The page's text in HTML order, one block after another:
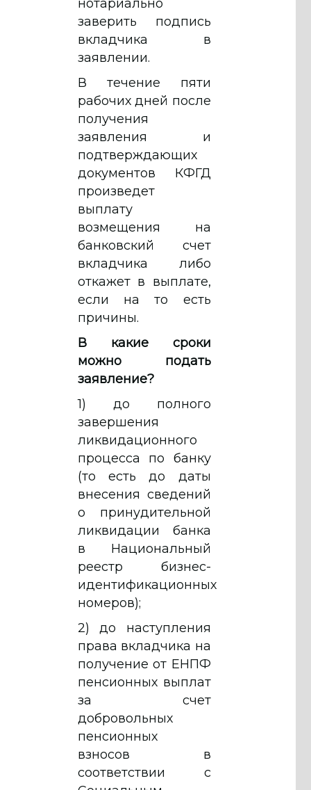
нотариально
заверить подпись
вкладчика в
заявлении.
В течение пяти
рабочих дней после
получения
заявления и
подтверждающих
документов КФГД
произведет
выплату
возмещения на
банковский счет
вкладчика либо
откажет в выплате,
если на то есть
причины.
В какие сроки
можно подать
заявление?
1) до полного
завершения
ликвидационного
процесса по банку
(то есть до даты
внесения сведений
о принудительной
ликвидации банка
в Национальный
реестр бизнес-
идентификационных
номеров);
2) до наступления
права вкладчика на
получение от ЕНПФ
пенсионных выплат
за счет
добровольных
пенсионных
взносов в
соответствии с